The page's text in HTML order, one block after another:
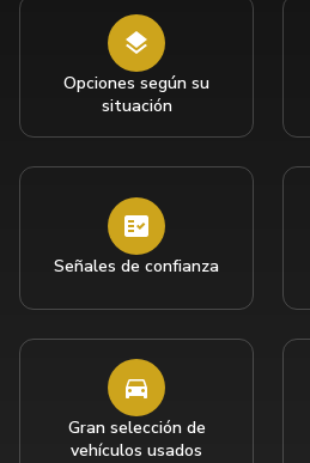
Opciones según su
situación
Señales de confianza
Gran selección de
vehículos usados